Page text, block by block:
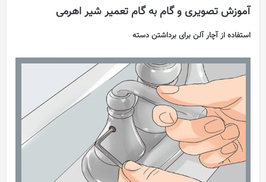
آموزش تصویری و گام به گام تعمیر شیر اهرمی
استفاده از آچار آلن برای برداشتن دسته